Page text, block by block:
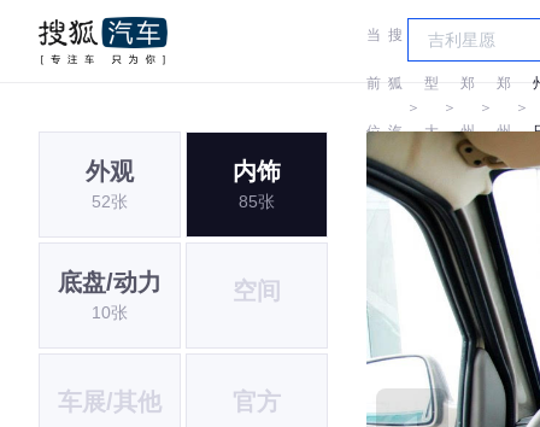
当
前
位
置:
搜
狐
汽
车
＞
车
型
大
全
＞
风
郑
州
产
＞
郑
州
日
产
＞
外观
52张
内饰
85张
底盘/动力
10张
空间
车展/其他 官方